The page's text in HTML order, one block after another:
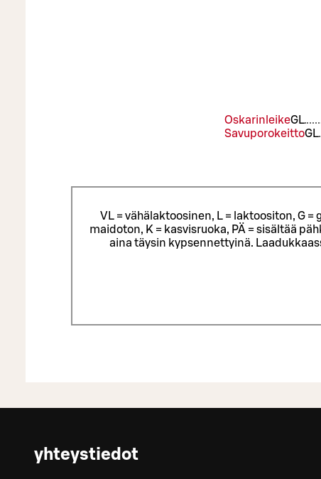
OskarinleikeGL
SavuporokeittoGL
VL = vähälaktoosinen, L = laktoositon, G
maidoton, K = kasvisruoka, PÄ = sisältää
aina täysin kypsennettyinä.
yhteystiedot